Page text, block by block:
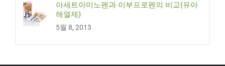
아세트아미노펜과 이부프로펜의 비교(유아
해열제)
5월 8, 2013